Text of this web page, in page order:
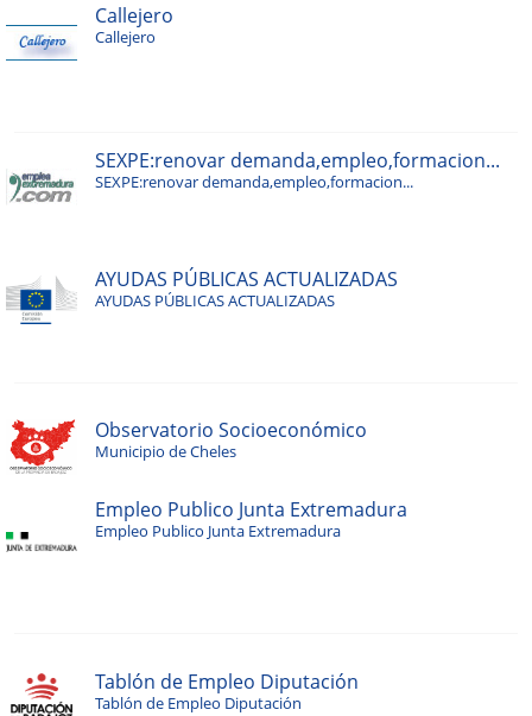
Callejero
Callejero
SEXPE:renovar demanda,empleo,formacion...
SEXPE:renovar demanda,empleo,formacion...
AYUDAS PÚBLICAS ACTUALIZADAS
AYUDAS PÚBLICAS ACTUALIZADAS
Observatorio Socioeconómico
Municipio de Cheles
Empleo Publico Junta Extremadura
Empleo Publico Junta Extremadura
Tablón de Empleo Diputación
Tablón de Empleo Diputación